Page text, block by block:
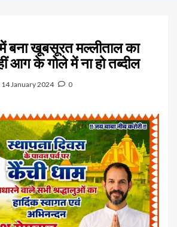
बना खूबसूरत मल्लीताल का
आग के गोले में ना हो तब्दील
14 January 2024 0